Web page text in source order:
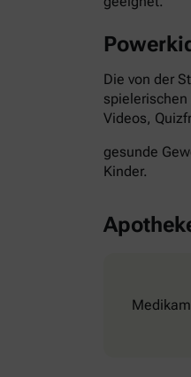
Die von der
Videos,
gesunde
Kinder.